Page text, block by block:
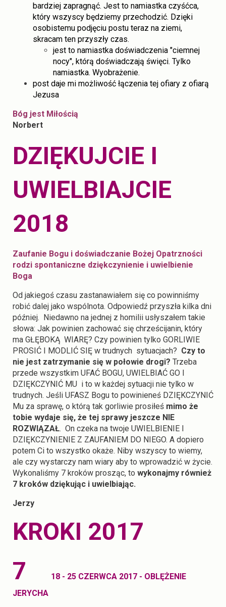
bardziej zapragnąć. Jest to namiastka czyśćca,
który wszyscy będziemy przechodzić. Dzięki
osobistemu podjęciu postu teraz na ziemi,
skracam ten przyszły czas.
jest to namiastka doświadczenia "ciemnej
nocy", którą doświadczają święci. Tylko
namiastka. Wyobrażenie.
post daje mi możliwość łączenia tej ofiary z ofiarą
Jezusa
Bóg jest Miłością
Norbert
DZIĘKUJCIE I
UWIELBIAJCIE
2018
Zaufanie Bogu i doświadczanie Bożej Opatrzności
rodzi spontaniczne dziękczynienie i uwielbienie
Boga
Od jakiegoś czasu zastanawiałem się co powinniśmy
robić dalej jako wspólnota. Odpowiedź przyszła kilka dni
później. Niedawno na jednej z homilii usłyszałem takie
słowa: Jak powinien zachować się chrześcijanin, który
ma GŁĘBOKĄ WIARĘ? Czy powinien tylko GORLIWIE
PROSIĆ I MODLIĆ SIĘ w trudnych sytuacjach? Czy to
nie jest zatrzymanie się w połowie drogi? Trzeba
przede wszystkim UFAĆ BOGU, UWIELBIAĆ GO I
DZIĘKCZYNIĆ MU i to w każdej sytuacji nie tylko w
trudnych. Jeśli UFASZ Bogu to powinieneś DZIĘKCZYNIĆ
Mu za sprawę, o którą tak gorliwie prosiłeś mimo że
tobie wydaje się, że tej sprawy jeszcze NIE
ROZWIĄZAŁ. On czeka na twoje UWIELBIENIE I
DZIĘKCZYNIENIE Z ZAUFANIEM DO NIEGO. A dopiero
potem Ci to wszystko okaże. Niby wszyscy to wiemy,
ale czy wystarczy nam wiary aby to wprowadzić w życie.
Wykonaliśmy 7 kroków prosząc, to wykonajmy również
7 kroków dziękując i uwielbiając.
Jerzy
KROKI 2017
7
18 - 25 CZERWCA 2017 - OBLĘŻENIE
JERYCHA